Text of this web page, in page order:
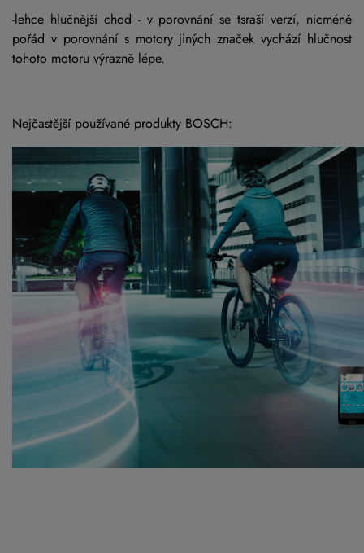
-lehce hlučnější chod - v porovnání se tsraší verzí, nicméně
pořád v porovnání s motory jiných značek vychází hlučnost
tohoto motoru výrazně lépe.
Nejčastější používané produkty BOSCH: